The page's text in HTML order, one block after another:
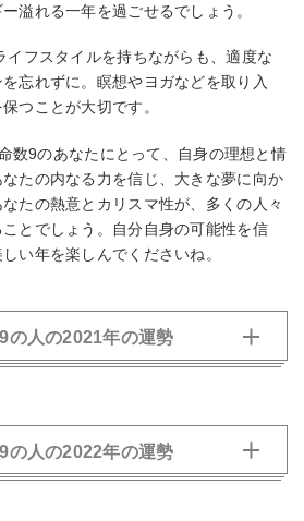
溢れる一年を過ごせるでしょう。
イフスタイルを持ちながらも、適度な
忘れずに。瞑想やヨガなどを取り入
つことが大切です。
数9のあなたにとって、自身の理想と情
たの内なる力を信じ、大きな夢に向か
たの熱意とカリスマ性が、多くの人々
とでしょう。自分自身の可能性を信
い年を楽しんでくださいね。
の人の2021年の運勢
の人の2022年の運勢